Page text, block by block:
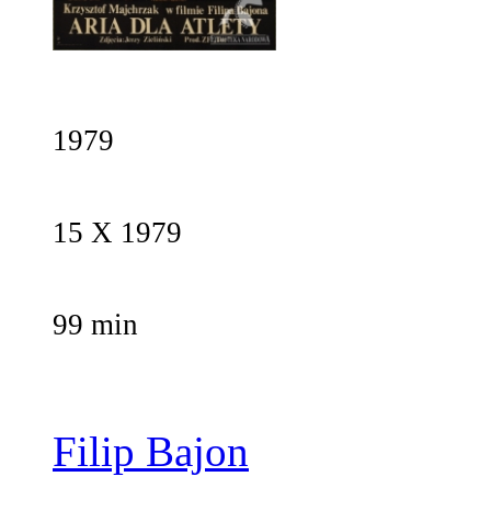
1979
15 X 1979
99 min
Filip Bajon